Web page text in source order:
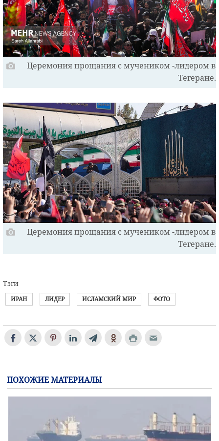
Церемония прощания с мучеником -лидером в
Тегеране.
Церемония прощания с мучеником -лидером в
Тегеране.
Тэги
ИРАН ЛИДЕР ИСЛАМСКИЙ МИР ФОТО
ПОХОЖИЕ МАТЕРИАЛЫ